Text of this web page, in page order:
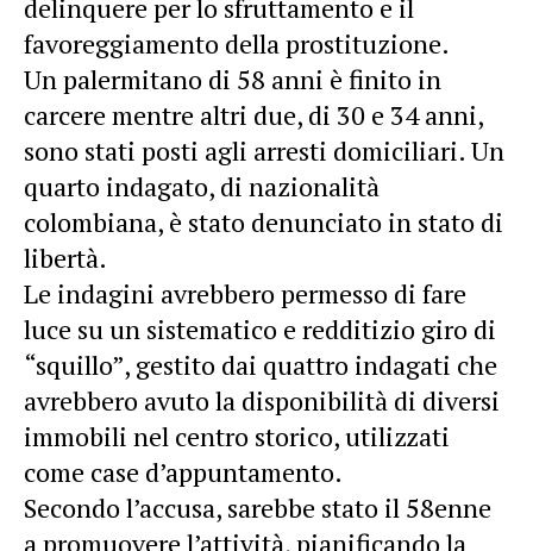
delinquere per lo sfruttamento e il
favoreggiamento della prostituzione.
Un palermitano di 58 anni è finito in
carcere mentre altri due, di 30 e 34 anni,
sono stati posti agli arresti domiciliari. Un
quarto indagato, di nazionalità
colombiana, è stato denunciato in stato di
libertà.
Le indagini avrebbero permesso di fare
luce su un sistematico e redditizio giro di
“squillo”, gestito dai quattro indagati che
avrebbero avuto la disponibilità di diversi
immobili nel centro storico, utilizzati
come case d’appuntamento.
Secondo l’accusa, sarebbe stato il 58enne
a promuovere l’attività, pianificando la